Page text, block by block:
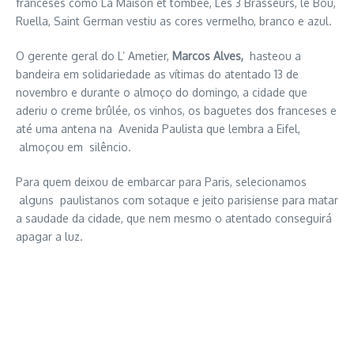
franceses como La Maison et tombée, Les 3 Brasseurs, le Bou,
Ruella, Saint German vestiu as cores vermelho, branco e azul.
O gerente geral do L’ Ametier, Marcos Alves, hasteou a
bandeira em solidariedade as vítimas do atentado 13 de
novembro e durante o almoço do domingo, a cidade que
aderiu o creme brûlée, os vinhos, os baguetes dos franceses e
até uma antena na Avenida Paulista que lembra a Eifel,
almoçou em silêncio.
Para quem deixou de embarcar para Paris, selecionamos
alguns paulistanos com sotaque e jeito parisiense para matar
a saudade da cidade, que nem mesmo o atentado conseguirá
apagar a luz.